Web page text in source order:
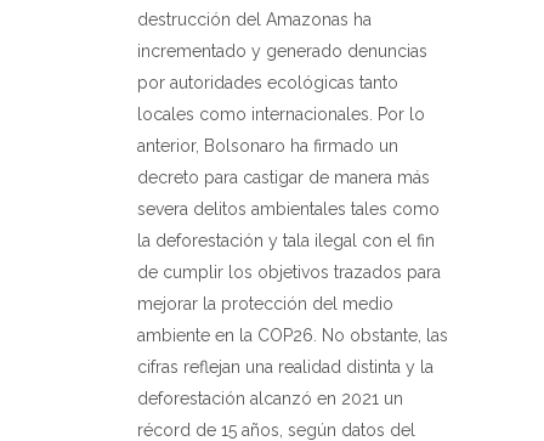
destrucción del Amazonas ha
incrementado y generado denuncias
por autoridades ecológicas tanto
locales como internacionales. Por lo
anterior, Bolsonaro ha firmado un
decreto para castigar de manera más
severa delitos ambientales tales como
la deforestación y tala ilegal con el fin
de cumplir los objetivos trazados para
mejorar la protección del medio
ambiente en la COP26. No obstante, las
cifras reflejan una realidad distinta y la
deforestación alcanzó en 2021 un
récord de 15 años, según datos del